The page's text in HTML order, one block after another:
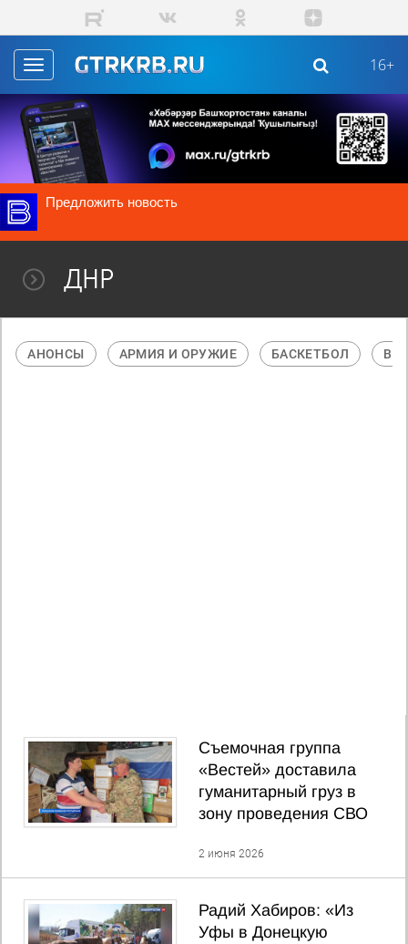
Перейти к основному содержанию
Toggle
navigation
16+
Предложить новость
ДНР
АНОНСЫ АРМИЯ И ОРУЖИЕ БАСКЕТБОЛ В
Съемочная группа
«Вестей» доставила
гуманитарный груз в
зону проведения СВО
2 июня 2026
Радий Хабиров: «Из
Уфы в Донецкую